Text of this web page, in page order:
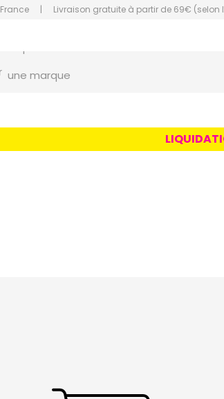
| Livraison gratuite à partir de 69€ (selon
Pharmacie Amiens Fachon
un conseil
une marque